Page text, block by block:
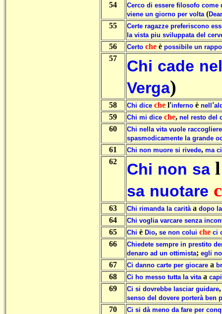
54
Cerco di essere filosofo come
viene un giorno per volta (
55 Certe ragazze preferiscono
la vista piu sviluppata del
56 Certo che è possibile un
57 Chi cade
Verga)
58 Chi dice che l'inferno è nell '
59 Chi mi dice che, nel resto del
60 Chi nella vita vuole raccogliere
spasmodicamente la grande
61 Chi non muore si rivede, ma
62 Chi non sa
sa nuotare
63 Chi rimanda la carità a dopo la
64 Chi voglia varcare senza
65 Chi è Dio, se non colui che ci
66 Chiedete sempre in prestito
denaro ad un ottimista; egli
67 Ci danno carte per giocare a
68 Ci ho messo tutta la vita a
69 Ci si dovrebbe lasciar guidare
senso del dovere porterà ben
70 Ci si dà meno da fare per